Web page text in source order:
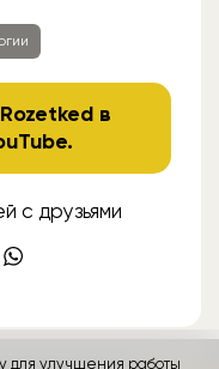
в
.
с друзьями
для улучшения работы